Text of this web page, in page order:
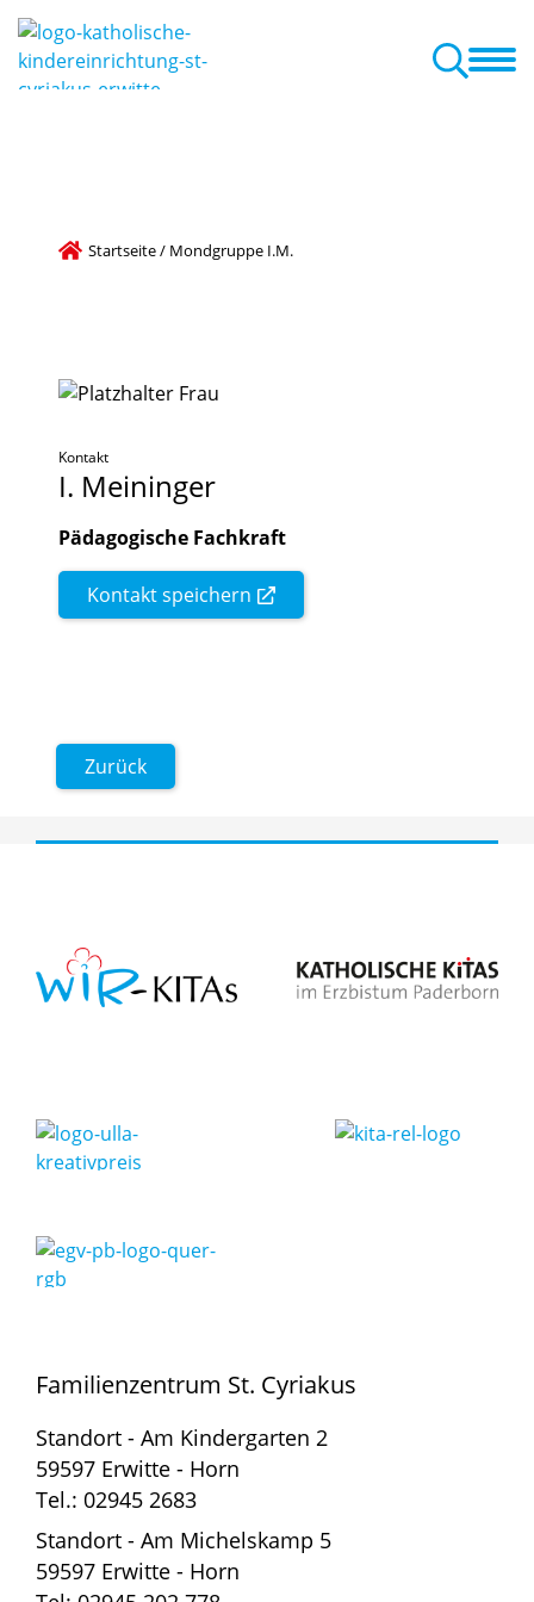
KonzeptErste Schritte in die Kita Aktuelles + Termine
Startseite/ Mondgruppe I.M.
Kontakt
I. Meininger
Pädagogische Fachkraft
Kontakt speichern
Zurück
Familienzentrum St. Cyriakus
Standort - Am Kindergarten 2
59597 Erwitte - Horn
Tel.: 02945 2683
Standort - Am Michelskamp 5
59597 Erwitte - Horn